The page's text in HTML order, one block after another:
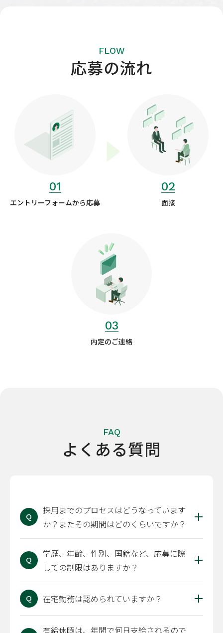
FLOW
応募の流れ
01
エントリーフォームから応募
02
面接
03
内定のご連絡
FAQ
よくある質問
Q
採用までのプロセスはどうなっています
か？またその期間はどのくらいですか？
Q
学歴、年齢、性別、国籍など、応募に際
しての制限はありますか？
Q 在宅勤務は認められていますか？
有給休暇は、年間で何日支給されるので